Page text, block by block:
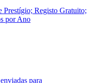
Prestígio; Registo Gratuito;
por Ano
para